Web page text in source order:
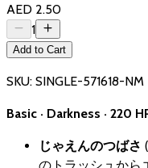
AED 2.50
1
Add to Cart
SKU: SINGLE-571618-NM
Basic · Darkness · 220
じゃえんのつばさ
のトラッシュから